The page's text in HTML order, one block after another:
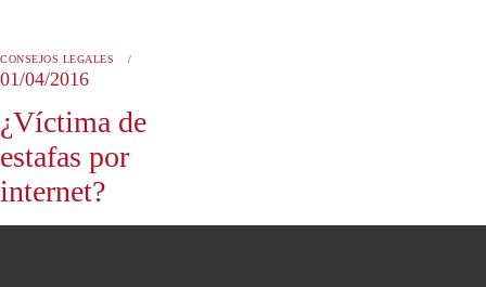
CONSEJOS LEGALES
01/04/2016
¿Víctima de
estafas por
internet?